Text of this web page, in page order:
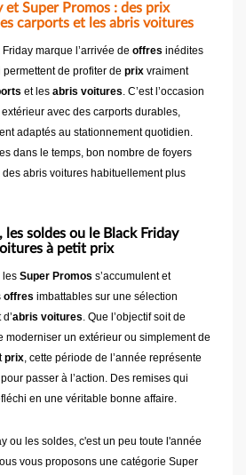
et Super Promos : des prix
carports et les abris voitures
marque l’arrivée de offres inédites
permettent de profiter de prix vraiment
et les abris voitures. C’est l’occasion
avec des carports durables,
adaptés au stationnement quotidien.
dans le temps, bon nombre de foyers
abris voitures habituellement plus
les soldes ou le Black Friday
à petit prix
les Super Promos s’accumulent et
offres imbattables sur une sélection
abris voitures. Que l’objectif soit de
moderniser un extérieur ou simplement de
prix, cette période de l’année représente
passer à l’action. Des remises qui
en une véritable bonne affaire.
ou les soldes, c'est un peu toute l'année
vous proposons une catégorie Super